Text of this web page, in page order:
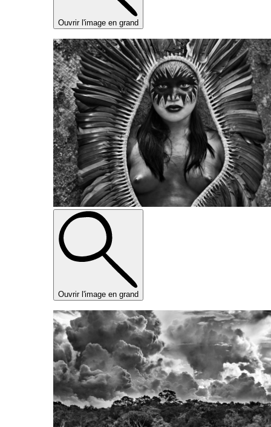
Ouvrir l'image en grand
Ouvrir l'image en grand